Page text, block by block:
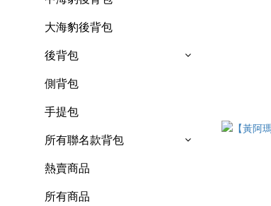
大海豹後背包
後背包
側背包
手提包
所有聯名款背包
熱賣商品
所有商品